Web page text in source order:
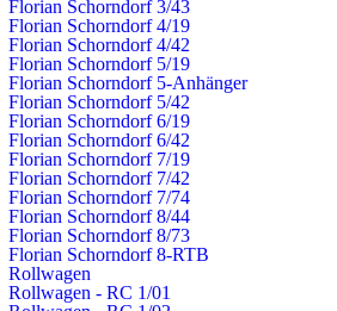
Florian Schorndorf 3/43
Florian Schorndorf 4/19
Florian Schorndorf 4/42
Florian Schorndorf 5/19
Florian Schorndorf 5-Anhänger
Florian Schorndorf 5/42
Florian Schorndorf 6/19
Florian Schorndorf 6/42
Florian Schorndorf 7/19
Florian Schorndorf 7/42
Florian Schorndorf 7/74
Florian Schorndorf 8/44
Florian Schorndorf 8/73
Florian Schorndorf 8-RTB
Rollwagen
Rollwagen - RC 1/01
Jugendfeuerwehr Gruppe 2